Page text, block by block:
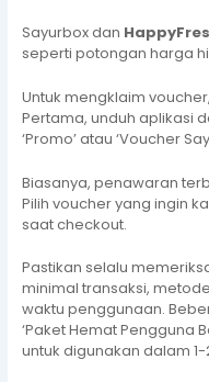
Sayurbox dan
seperti potongan harga
Untuk mengklaim
Pertama, unduh aplikasi
‘Promo’ atau ‘Voucher
Biasanya, penawaran
Pilih voucher yang ingin
saat checkout.
Pastikan selalu
minimal transaksi,
waktu penggunaan.
‘Paket Hemat Pengguna
untuk digunakan dalam